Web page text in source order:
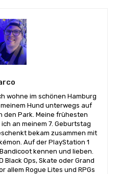
wohne im schönen Hamburg
Hund unterwegs auf
den Park. Meine frühesten
an meinem 7. Geburtstag
bekam zusammen mit
Auf der PlayStation 1
kennen und lieben.
Black Ops, Skate oder Grand
allem Rogue Lites und RPGs